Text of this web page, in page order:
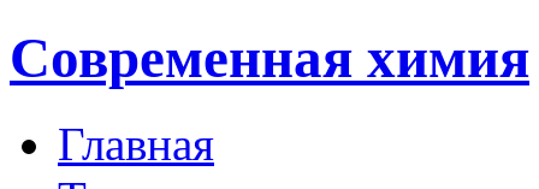
Современная химия
Главная